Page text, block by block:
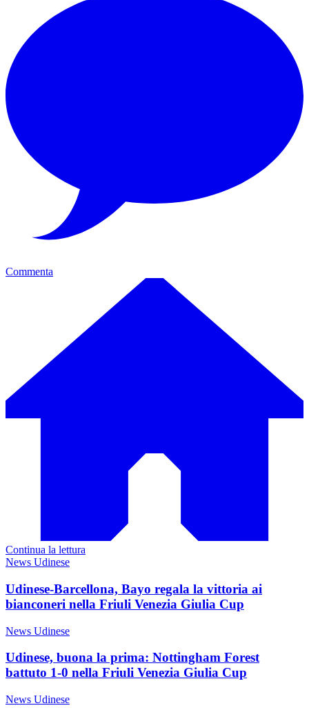
Commenta
Continua la lettura
News Udinese
Udinese-Barcellona, Bayo regala la vittoria ai
bianconeri nella Friuli Venezia Giulia Cup
News Udinese
Udinese, buona la prima: Nottingham Forest
battuto 1-0 nella Friuli Venezia Giulia Cup
News Udinese